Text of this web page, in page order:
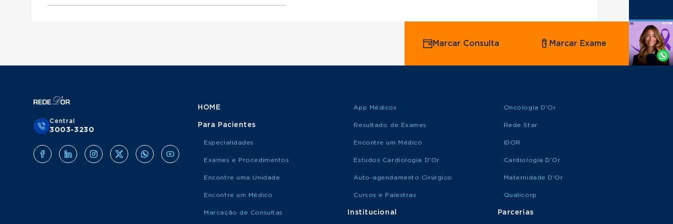
Urologista atende Porto Saúde
Agende
Whatsapp
Marcar Consulta Marcar Exame
Central
3003-3230
HOME
Para Pacientes
Especialidades
Exames e Procedimentos
Encontre uma Unidade
Encontre um Médico
Marcação de Consultas
App Médicos
Resultado de Exames
Encontre um Médico
Estudos Cardiologia D'Or
Auto-agendamento Cirúrgico
Cursos e Palestras
Institucional
Oncologia D'Or
Rede Star
IDOR
Cardiologia D’Or
Maternidade D'Or
Qualicorp
Parcerias